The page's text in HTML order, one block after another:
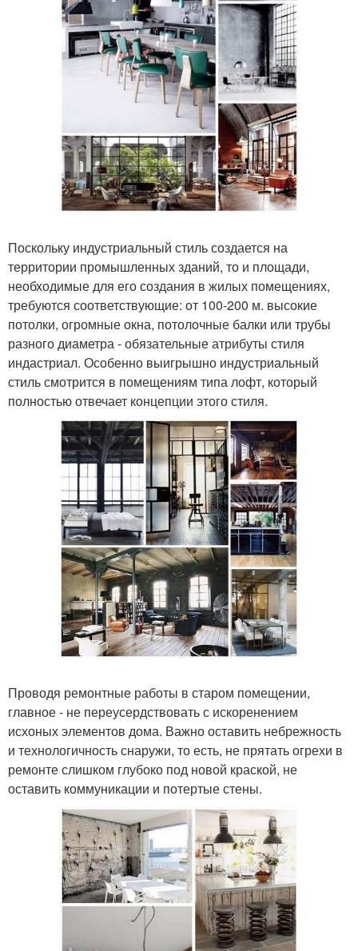
Поскольку индустриальный стиль создается на
территории промышленных зданий, то и площади,
необходимые для его создания в жилых помещениях,
требуются соответствующие: от 100-200 м. высокие
потолки, огромные окна, потолочные балки или трубы
разного диаметра - обязательные атрибуты стиля
индастриал. Особенно выигрышно индустриальный
стиль смотрится в помещениям типа лофт, который
полностью отвечает концепции этого стиля.
Проводя ремонтные работы в старом помещении,
главное - не переусердствовать с искоренением
исхоных элементов дома. Важно оставить небрежность
и технологичность снаружи, то есть, не прятать огрехи в
ремонте слишком глубоко под новой краской, не
оставить коммуникации и потертые стены.